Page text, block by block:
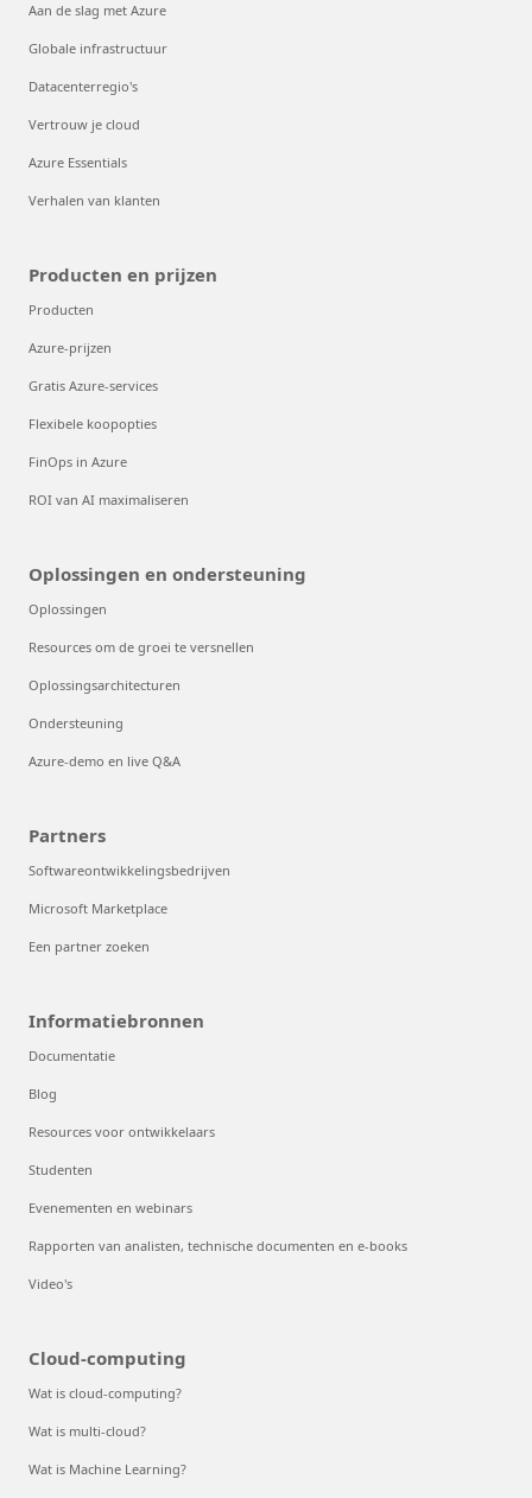
Aan de slag met Azure
Globale infrastructuur
Datacenterregio's
Vertrouw je cloud
Azure Essentials
Verhalen van klanten
Producten en prijzen
Producten
Azure-prijzen
Gratis Azure-services
Flexibele koopopties
FinOps in Azure
ROI van AI maximaliseren
Oplossingen en ondersteuning
Oplossingen
Resources om de groei te versnellen
Oplossingsarchitecturen
Ondersteuning
Azure-demo en live Q&A
Partners
Softwareontwikkelingsbedrijven
Microsoft Marketplace
Een partner zoeken
Informatiebronnen
Documentatie
Blog
Resources voor ontwikkelaars
Studenten
Evenementen en webinars
Rapporten van analisten, technische documenten en e-books
Video's
Cloud-computing
Wat is cloud-computing?
Wat is multi-cloud?
Wat is Machine Learning?